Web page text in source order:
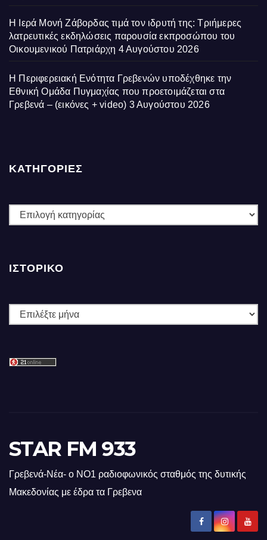
Η Ιερά Μονή Ζάβορδας τιμά τον ιδρυτή της: Τριήμερες
λατρευτικές εκδηλώσεις παρουσία εκπροσώπου του
Οικουμενικού Πατριάρχη 4 Αυγούστου 2026
Η Περιφερειακή Ενότητα Γρεβενών υποδέχθηκε την
Εθνική Ομάδα Πυγμαχίας που προετοιμάζεται στα
Γρεβενά – (εικόνες + video) 3 Αυγούστου 2026
ΚΑΤΗΓΟΡΙΕΣ
ΚΑΤΗΓΟΡΙΕΣ
ΙΣΤΟΡΙΚΌ
Ιστορικό
STAR FM 933
Γρεβενά-Νέα- ο ΝΟ1 ραδιοφωνικός σταθμός της δυτικής
Μακεδονίας με έδρα τα Γρεβενα